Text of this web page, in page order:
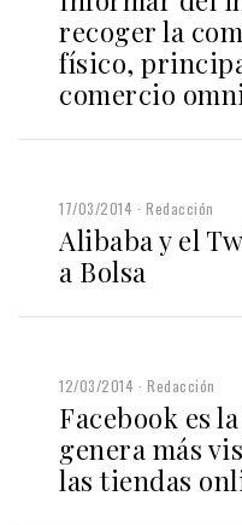
recoger la
físico,
comercio
17/03/2014 Redacción
Alibaba y el
a Bolsa
12/03/2014 Redacción
Facebook es
genera más
las tiendas